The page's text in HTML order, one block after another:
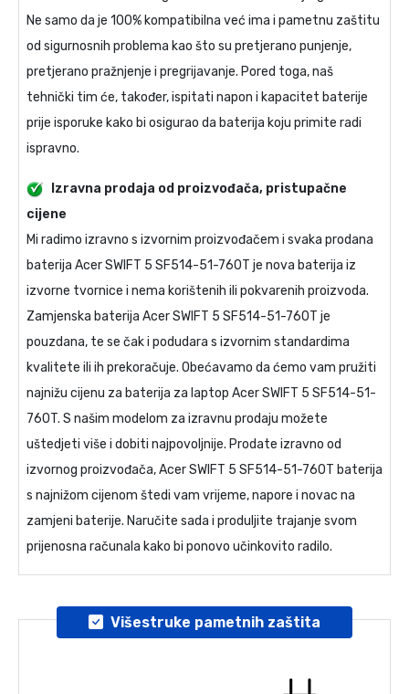
Ne samo da je 100% kompatibilna već ima i pametnu zaštitu
od sigurnosnih problema kao što su pretjerano punjenje,
pretjerano pražnjenje i pregrijavanje. Pored toga, naš
tehnički tim će, također, ispitati napon i kapacitet baterije
prije isporuke kako bi osigurao da baterija koju primite radi
ispravno.
Izravna prodaja od proizvođača, pristupačne
cijene
Mi radimo izravno s izvornim proizvođačem i svaka prodana
baterija Acer SWIFT 5 SF514-51-760T je nova baterija iz
izvorne tvornice i nema korištenih ili pokvarenih proizvoda.
Zamjenska baterija Acer SWIFT 5 SF514-51-760T je
pouzdana, te se čak i podudara s izvornim standardima
kvalitete ili ih prekoračuje. Obećavamo da ćemo vam pružiti
najnižu cijenu za baterija za laptop Acer SWIFT 5 SF514-51-
760T. S našim modelom za izravnu prodaju možete
uštedjeti više i dobiti najpovoljnije. Prodate izravno od
izvornog proizvođača,Acer SWIFT 5 SF514-51-760T baterija
s najnižom cijenom štedi vam vrijeme, napore i novac na
zamjeni baterije. Naručite sada i produljite trajanje svom
prijenosna računala kako bi ponovo učinkovito radilo.
Višestruke pametnih zaštita